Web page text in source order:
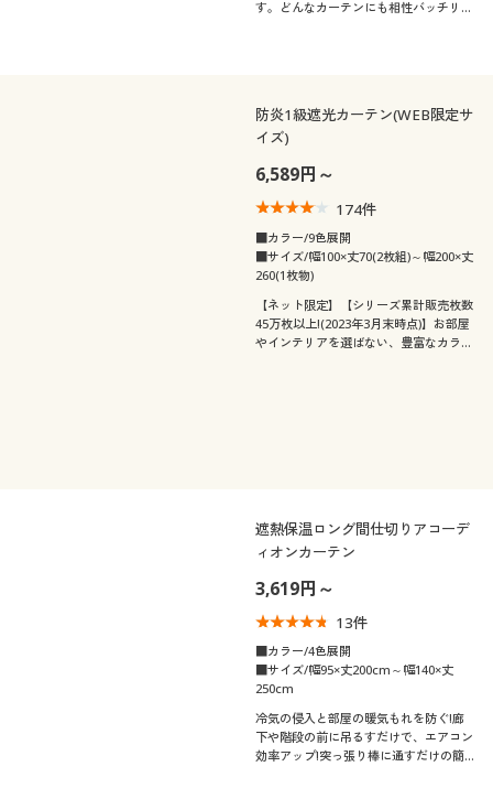
す。どんなカーテンにも相性バッチリの
防炎1級遮光カーテン(WEB限定サ
イズ)
6,589円～
174件
■カラー/9色展開
■サイズ/幅100×丈70(2枚組)～幅200×丈
260(1枚物)
【ネット限定】【シリーズ累計販売枚数
45万枚以上!(2023年3月末時点)】お部屋
やインテリアを選ばない、豊富なカラー
遮熱保温ロング間仕切りアコーデ
ィオンカーテン
3,619円～
13件
■カラー/4色展開
■サイズ/幅95×丈200cm～幅140×丈
250cm
冷気の侵入と部屋の暖気もれを防ぐ!廊
下や階段の前に吊るすだけで、エアコン
効率アップ!突っ張り棒に通すだけの簡